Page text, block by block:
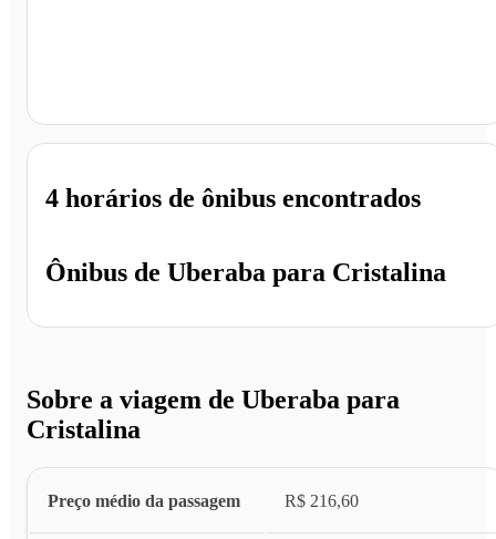
Ônibus de Uberaba para Cristalina
4 horários de ônibus encontrados
Sobre a viagem de Uberaba para
Cristalina
Preço médio da passagem R$ 216,60